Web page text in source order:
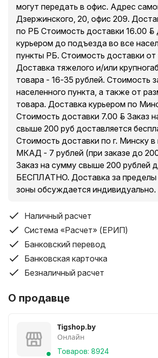
могут передать в офис. Адрес
Дзержинского, 20, офис 209.
по РБ Стоимость доставки 16.00
курьером до подъезда во все
пункты РБ. Стоимость доставки от
Доставка тяжелого и/или
товара - 16-35 рублей. Стоимость
населенного пункта, а также от
товара. Доставка курьером по
Стоимость доставки 7.00 руб. Заказ
свыше 200 руб доставляется
Стоимость доставки по г. Минску
МКАД - 7 рублей (при заказе до
Заказ на сумму свыше 200 рублей
БЕСПЛАТНО. Доставка за пределы
зоны обсуждается индивидуально.
Наличный расчет
Система «Расчет» (ЕРИП)
Банковский перевод
Банковская карточка
Безналичный расчет
О продавце
Tigshop.by
Онлайн
Товаров: 8924